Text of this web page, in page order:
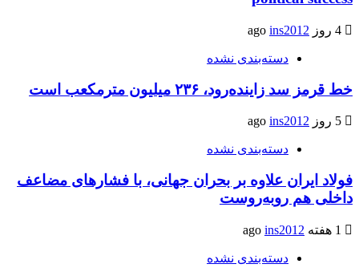
ins2012
دسته‌بندی نشده
خط قرمز سد زاینده‌رود، ۲۳۶ میلیون مترمکعب است
ins2012
دسته‌بندی نشده
فولاد ایران علاوه بر بحران جهانی، با فشارهای مضاعف
داخلی هم روبه‌روست
ins2012
دسته‌بندی نشده